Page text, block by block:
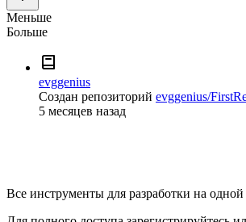
Меньше
Больше
evggenius
Создан репозиторий evggenius/
5 месяцев назад
Все инструменты для разработки на